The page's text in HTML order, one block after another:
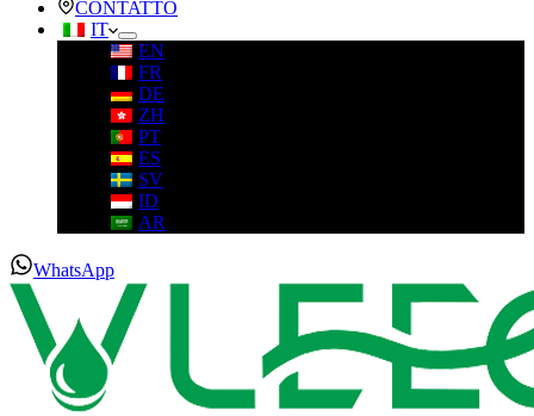
CONTATTO
IT
EN
FR
DE
ZH
PT
ES
SV
ID
AR
WhatsApp